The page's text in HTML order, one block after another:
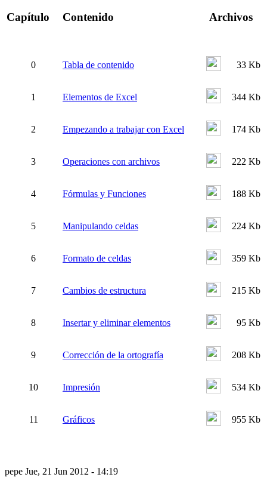
Capítulo Contenido Archivos
0 Tabla de contenido 33 Kb
1 Elementos de Excel 344 Kb
2 Empezando a trabajar con Excel 174 Kb
3 Operaciones con archivos 222 Kb
4 Fórmulas y Funciones 188 Kb
5 Manipulando celdas 224 Kb
6 Formato de celdas 359 Kb
7 Cambios de estructura 215 Kb
8 Insertar y eliminar elementos 95 Kb
9 Corrección de la ortografía 208 Kb
10 Impresión 534 Kb
11 Gráficos 955 Kb
pepe Jue, 21 Jun 2012 - 14:19